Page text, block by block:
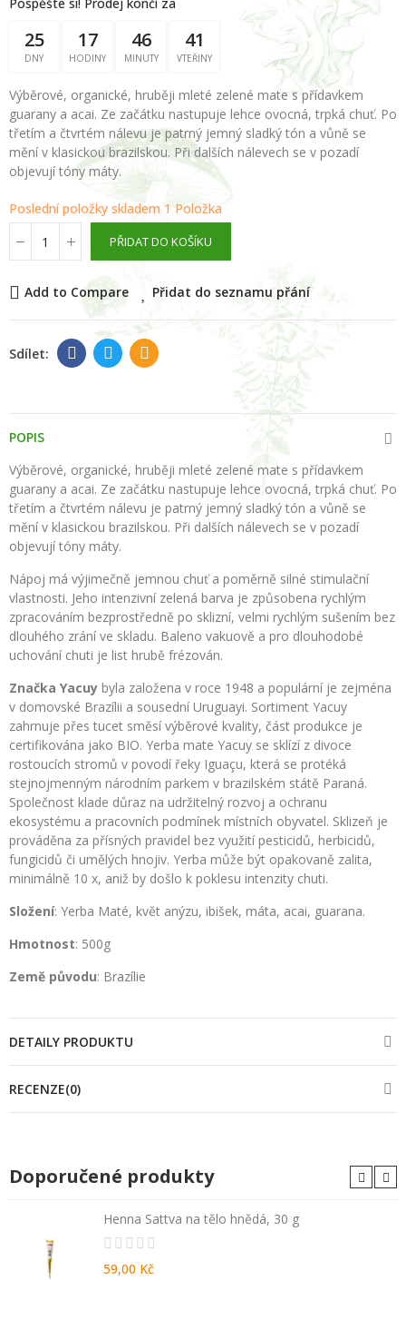
25
DNY
17
HODINY
46
MINUTY
40
VTEŘINY
Výběrové, organické, hruběji mleté zelené mate s přídavkem
guarany a acai. Ze začátku nastupuje lehce ovocná, trpká chuť. Po
třetím a čtvrtém nálevu je patrný jemný sladký tón a vůně se
mění v klasickou brazilskou. Při dalších nálevech se v pozadí
objevují tóny máty.
Poslední položky skladem 1 Položka
PŘIDAT DO KOŠÍKU
Add to Compare Přidat do seznamu přání
POPIS
Výběrové, organické, hruběji mleté zelené mate s přídavkem
guarany a acai. Ze začátku nastupuje lehce ovocná, trpká chuť. Po
třetím a čtvrtém nálevu je patrný jemný sladký tón a vůně se
mění v klasickou brazilskou. Při dalších nálevech se v pozadí
objevují tóny máty.
Nápoj má výjimečně jemnou chuť a poměrně silné stimulační
vlastnosti. Jeho intenzivní zelená barva je způsobena rychlým
zpracováním bezprostředně po sklizní, velmi rychlým sušením bez
dlouhého zrání ve skladu. Baleno vakuově a pro dlouhodobé
uchování chuti je list hrubě frézován.
Značka Yacuy byla založena v roce 1948 a populární je zejména
v domovské Brazílii a sousední Uruguayi. Sortiment Yacuy
zahrnuje přes tucet směsí výběrové kvality, část produkce je
certifikována jako BIO. Yerba mate Yacuy se sklízí z divoce
rostoucích stromů v povodí řeky Iguaçu, která se protéká
stejnojmenným národním parkem v brazilském státě Paraná.
Společnost klade důraz na udržitelný rozvoj a ochranu
ekosystému a pracovních podmínek místních obyvatel. Sklizeň je
prováděna za přísných pravidel bez využití pesticidů, herbicidů,
fungicidů či umělých hnojiv. Yerba může být opakovaně zalita,
minimálně 10 x, aniž by došlo k poklesu intenzity chuti.
Složení: Yerba Maté, květ anýzu, ibišek, máta, acai, guarana.
Hmotnost: 500g
Země původu: Brazílie
DETAILY PRODUKTU
RECENZE(0)
Doporučené produkty
Henna Sattva na tělo hnědá, 30 g
59,00 Kč